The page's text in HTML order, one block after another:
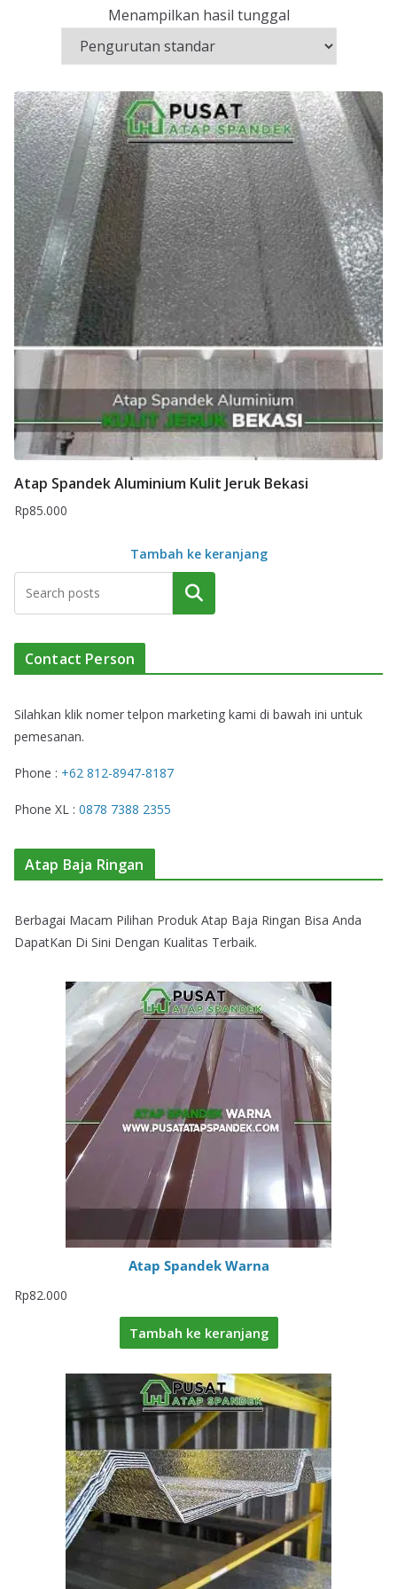
Menampilkan hasil tunggal
Atap Spandek Aluminium Kulit Jeruk Bekasi
Rp85.000
Tambah ke keranjang
Cari
Contact Person
Silahkan klik nomer telpon marketing kami di bawah ini untuk
pemesanan.
Phone : +62 812-8947-8187
Phone XL : 0878 7388 2355
Atap Baja Ringan
Berbagai Macam Pilihan Produk Atap Baja Ringan Bisa Anda
DapatKan Di Sini Dengan Kualitas Terbaik.
Atap Spandek Warna
Rp82.000
Tambah ke keranjang